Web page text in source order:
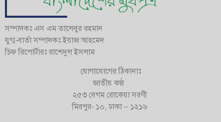
সম্পাদকঃ এস এম তালেবুর রহমান
যুগ্ম-বার্তা সম্পাদকঃ ইয়াজ আহমেদ
চিফ রিপোর্টারঃ রাশেদুল ইসলাম
যোগাযোগের ঠিকানাঃ
জাতীয় কণ্ঠ
২৫৩ বেগম রোকেয়া সরণী
মিরপুর- ১০, ঢাকা – ১২১৬